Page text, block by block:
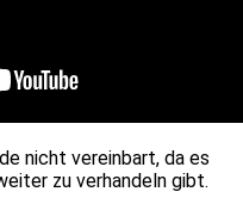
nicht vereinbart, da es
zu verhandeln gibt.